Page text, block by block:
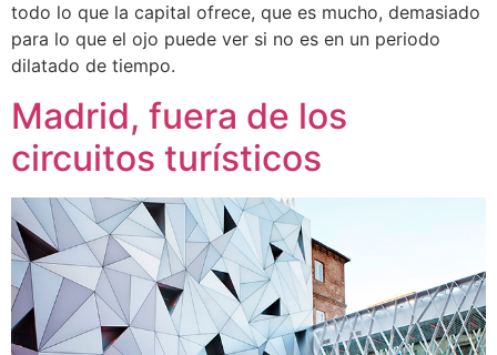
todo lo que la capital ofrece, que es mucho, demasiado
para lo que el ojo puede ver si no es en un periodo
dilatado de tiempo.
Madrid, fuera de los
circuitos turísticos